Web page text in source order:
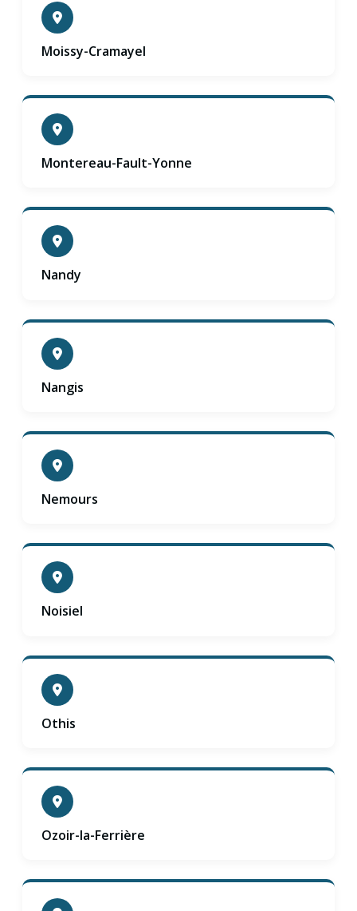
Moissy-Cramayel
Montereau-Fault-Yonne
Nandy
Nangis
Nemours
Noisiel
Othis
Ozoir-la-Ferrière